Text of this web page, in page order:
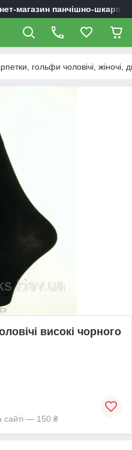
магазин панчішно-
гольфи чоловічі, жіночі,
високі чорного
сайті — 150 ₴